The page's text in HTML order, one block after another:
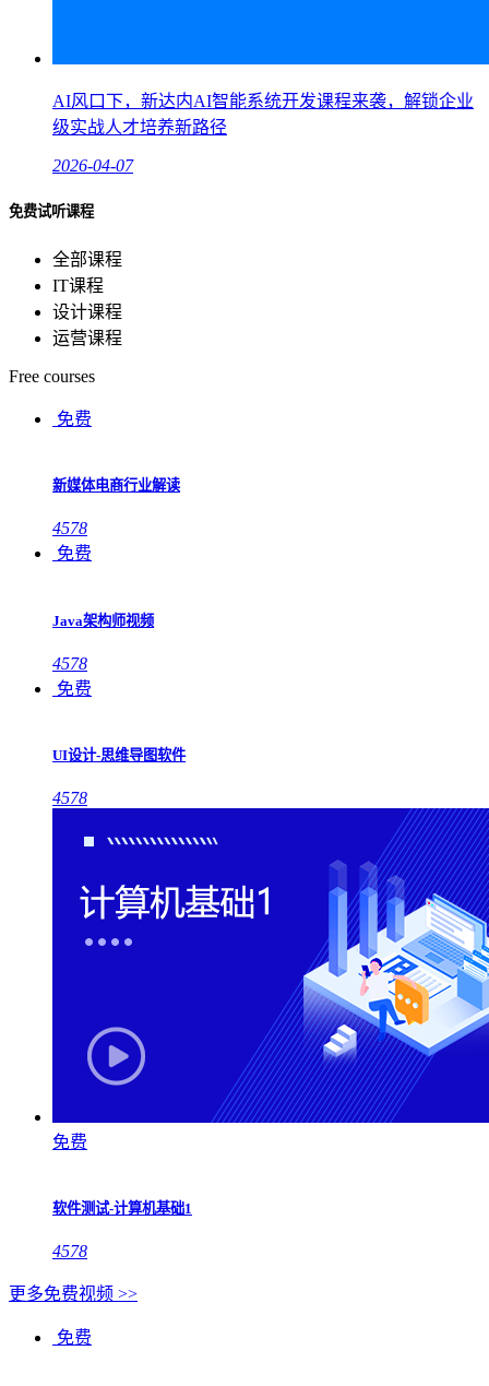
AI风口下，新达内AI智能系统开发课程来袭，解锁企业
级实战人才培养新路径
2026-04-07
免费试听课程
全部课程
IT课程
设计课程
运营课程
Free courses
免费
新媒体电商行业解读
4578
免费
Java架构师视频
4578
免费
UI设计-思维导图软件
4578
免费
软件测试-计算机基础1
4578
更多免费视频 >>
免费